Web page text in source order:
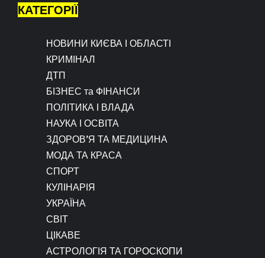
КАТЕГОРІЇ
НОВИНИ КИЄВА І ОБЛАСТІ
КРИМІНАЛ
ДТП
БІЗНЕС та ФІНАНСИ
ПОЛІТИКА І ВЛАДА
НАУКА І ОСВІТА
ЗДОРОВ’Я ТА МЕДИЦИНА
МОДА ТА КРАСА
СПОРТ
КУЛІНАРІЯ
УКРАЇНА
СВІТ
ЦІКАВЕ
АСТРОЛОГІЯ ТА ГОРОСКОПИ